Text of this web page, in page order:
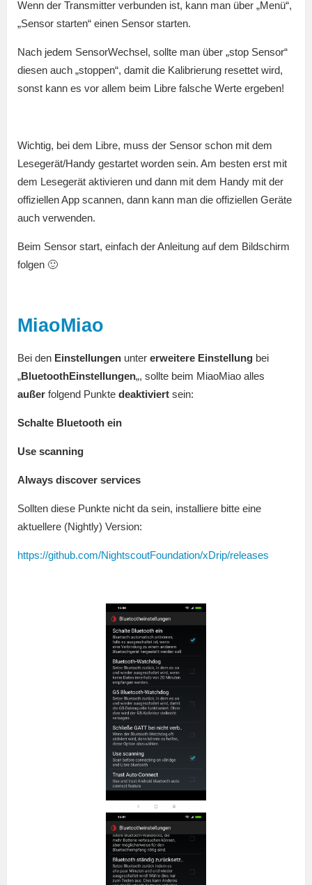
Wenn der Transmitter verbunden ist, kann man über „Menü“,
„Sensor starten“ einen Sensor starten.
Nach jedem SensorWechsel, sollte man über „stop Sensor“
diesen auch „stoppen“, damit die Kalibrierung resettet wird,
sonst kann es vor allem beim Libre falsche Werte ergeben!
Wichtig, bei dem Libre, muss der Sensor schon mit dem
Lesegerät/Handy gestartet worden sein. Am besten erst mit
dem Lesegerät aktivieren und dann mit dem Handy mit der
offiziellen App scannen, dann kann man die offiziellen Geräte
auch verwenden.
Beim Sensor start, einfach der Anleitung auf dem Bildschirm
folgen 🙂
MiaoMiao
Bei den Einstellungen unter erweitere Einstellung bei
„BluetoothEinstellungen„, sollte beim MiaoMiao alles
außer folgend Punkte deaktiviert sein:
Schalte Bluetooth ein
Use scanning
Always discover services
Sollten diese Punkte nicht da sein, installiere bitte eine
aktuellere (Nightly) Version:
https://github.com/NightscoutFoundation/xDrip/releases